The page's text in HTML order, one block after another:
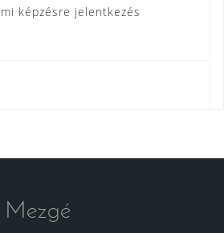
képzésre jelentkezés
Mezgé